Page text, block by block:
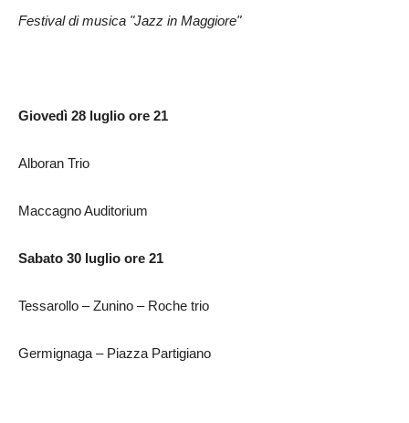
Festival di musica "Jazz in Maggiore"
Giovedì 28 luglio ore 21
Alboran Trio
Maccagno Auditorium
Sabato 30 luglio ore 21
Tessarollo – Zunino – Roche trio
Germignaga – Piazza Partigiano